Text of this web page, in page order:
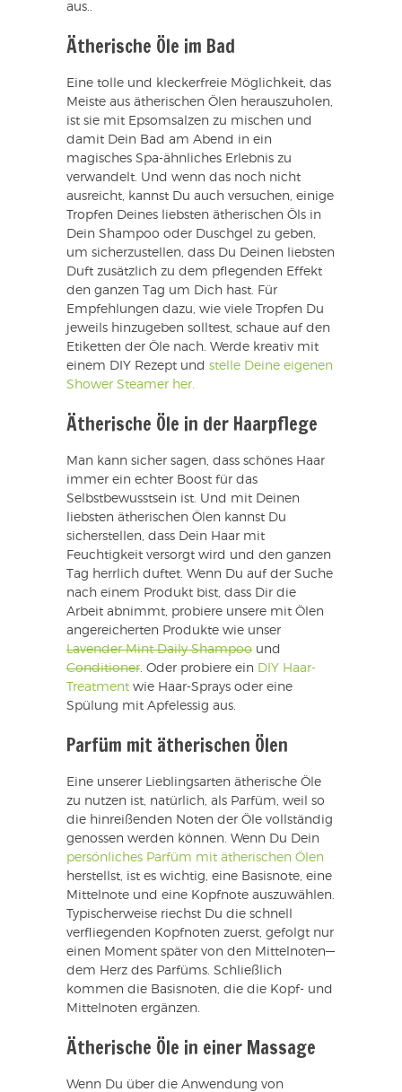
aus..
Ätherische Öle im Bad
Eine tolle und kleckerfreie Möglichkeit, das
Meiste aus ätherischen Ölen herauszuholen,
ist sie mit Epsomsalzen zu mischen und
damit Dein Bad am Abend in ein
magisches Spa-ähnliches Erlebnis zu
verwandelt. Und wenn das noch nicht
ausreicht, kannst Du auch versuchen, einige
Tropfen Deines liebsten ätherischen Öls in
Dein Shampoo oder Duschgel zu geben,
um sicherzustellen, dass Du Deinen liebsten
Duft zusätzlich zu dem pflegenden Effekt
den ganzen Tag um Dich hast. Für
Empfehlungen dazu, wie viele Tropfen Du
jeweils hinzugeben solltest, schaue auf den
Etiketten der Öle nach. Werde kreativ mit
einem DIY Rezept und stelle Deine eigenen
Shower Steamer her.
Ätherische Öle in der Haarpflege
Man kann sicher sagen, dass schönes Haar
immer ein echter Boost für das
Selbstbewusstsein ist. Und mit Deinen
liebsten ätherischen Ölen kannst Du
sicherstellen, dass Dein Haar mit
Feuchtigkeit versorgt wird und den ganzen
Tag herrlich duftet. Wenn Du auf der Suche
nach einem Produkt bist, dass Dir die
Arbeit abnimmt, probiere unsere mit Ölen
angereicherten Produkte wie unser
Lavender Mint Daily Shampoo und
Conditioner. Oder probiere ein DIY Haar-
Treatment wie Haar-Sprays oder eine
Spülung mit Apfelessig aus.
Parfüm mit ätherischen Ölen
Eine unserer Lieblingsarten ätherische Öle
zu nutzen ist, natürlich, als Parfüm, weil so
die hinreißenden Noten der Öle vollständig
genossen werden können. Wenn Du Dein
persönliches Parfüm mit ätherischen Ölen
herstellst, ist es wichtig, eine Basisnote, eine
Mittelnote und eine Kopfnote auszuwählen.
Typischerweise riechst Du die schnell
verfliegenden Kopfnoten zuerst, gefolgt nur
einen Moment später von den Mittelnoten—
dem Herz des Parfüms. Schließlich
kommen die Basisnoten, die die Kopf- und
Mittelnoten ergänzen.
Ätherische Öle in einer Massage
Wenn Du über die Anwendung von